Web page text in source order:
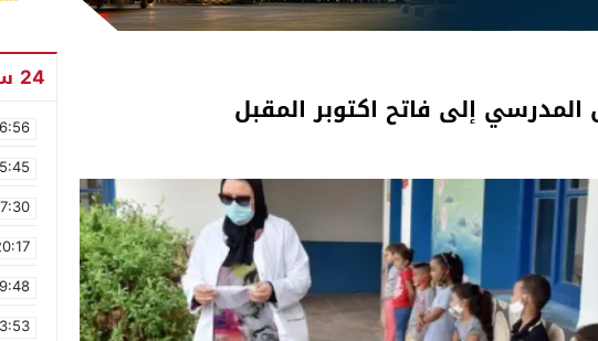
المدرسي إلى فاتح اكتوبر المقبل
24 ساعة